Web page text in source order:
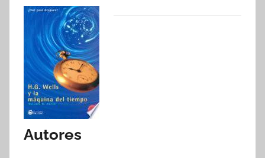
Autores